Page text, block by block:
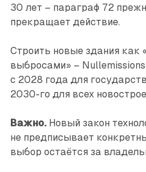
30 лет – параграф 72
прекращает действие.
Строить новые здания как
выбросами» –
с 2028 года для
2030-го для всех
Важно. Новый закон
не предписывает
выбор остаётся за